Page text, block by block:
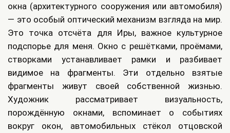
окна (архитектурного сооружения или автомобиля)
— это особый оптический механизм взгляда на мир.
Это точка отсчёта для Иры, важное культурное
подспорье для меня. Окно с решётками, проёмами,
створками устанавливает рамки и разбивает
видимое на фрагменты. Эти отдельно взятые
фрагменты живут своей собственной жизнью.
Художник рассматривает визуальность,
порождённую окнами, вспоминает о событиях
вокруг окон, автомобильных стёкол отцовской